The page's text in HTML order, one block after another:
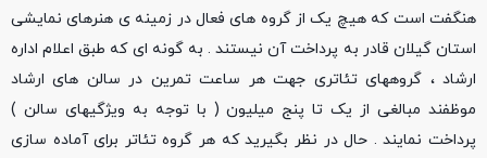
هنگفت است که هیچ یک از گروه های فعال در زمینه ی هنرهای نمایشی
استان گیلان قادر به پرداخت آن نیستند . به گونه ای که طبق اعلام اداره
ارشاد ، گروههای تئاتری جهت هر ساعت تمرین در سالن های ارشاد
موظفند مبالغی از یک تا پنج میلیون ( با توجه به ویژگیهای سالن )
پرداخت نمایند . حال در نظر بگیرید که هر گروه تئاتر برای آماده سازی